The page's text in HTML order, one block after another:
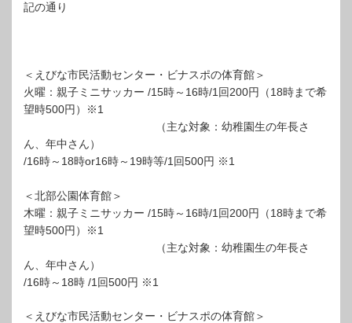
記の通り
＜えびな市民活動センター・ビナスポの体育館＞
火曜：親子ミニサッカー /15時～16時/1回200円（18時まで希
望時500円）※1
（主な対象：幼稚園生の年長さ
ん、年中さん）
/16時～18時or16時～19時等/1回500円 ※1
＜北部公園体育館＞
木曜：親子ミニサッカー /15時～16時/1回200円（18時まで希
望時500円）※1
（主な対象：幼稚園生の年長さ
ん、年中さん）
/16時～18時 /1回500円 ※1
＜えびな市民活動センター・ビナスポの体育館＞